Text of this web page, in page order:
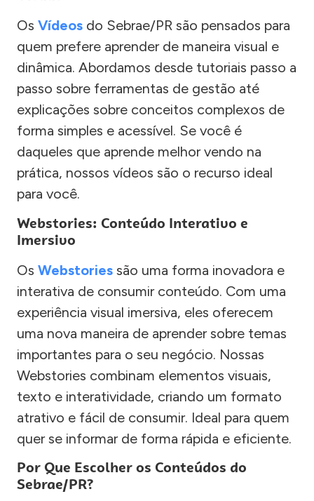
Os Vídeos do Sebrae/PR são pensados para
quem prefere aprender de maneira visual e
dinâmica. Abordamos desde tutoriais passo a
passo sobre ferramentas de gestão até
explicações sobre conceitos complexos de
forma simples e acessível. Se você é
daqueles que aprende melhor vendo na
prática, nossos vídeos são o recurso ideal
para você.
Webstories: Conteúdo Interativo e
Imersivo
Os Webstories são uma forma inovadora e
interativa de consumir conteúdo. Com uma
experiência visual imersiva, eles oferecem
uma nova maneira de aprender sobre temas
importantes para o seu negócio. Nossas
Webstories combinam elementos visuais,
texto e interatividade, criando um formato
atrativo e fácil de consumir. Ideal para quem
quer se informar de forma rápida e eficiente.
Por Que Escolher os Conteúdos do
Sebrae/PR?